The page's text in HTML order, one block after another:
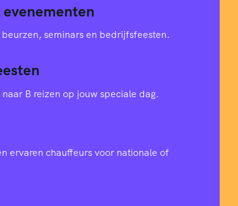
seminars en bedrijfsfeesten.
B reizen op jouw speciale dag.
ervaren chauffeurs voor nationale of